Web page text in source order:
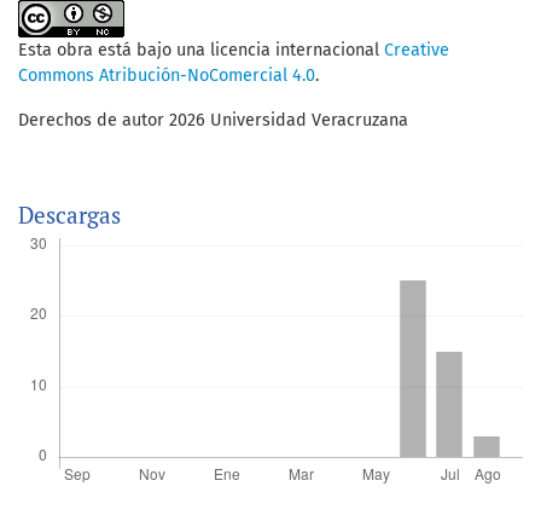
Esta obra está bajo una licencia internacional Creative
Commons Atribución-NoComercial 4.0.
Derechos de autor 2026 Universidad Veracruzana
Descargas